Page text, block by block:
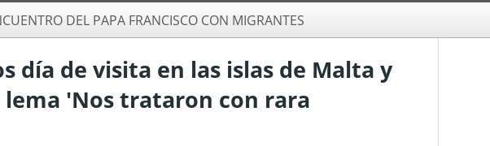
DEL PAPA FRANCISCO CON MIGRANTES
día de visita en las islas de Malta y
lema 'Nos trataron con rara